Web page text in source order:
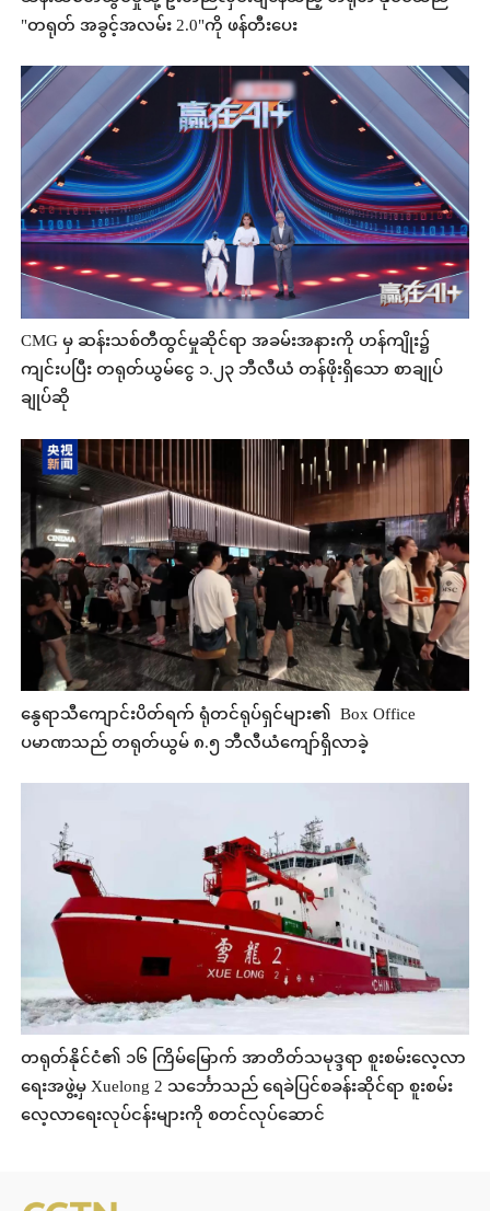
"တရုတ် အခွင့်အလမ်း 2.0"ကို ဖန်တီးပေး
CMG မှ ဆန်းသစ်တီထွင်မှုဆိုင်ရာ အခမ်းအနားကို ဟန်ကျိုး၌
ကျင်းပပြီး တရုတ်ယွမ်ငွေ ၁.၂၃ ဘီလီယံ တန်ဖိုးရှိသော စာချုပ်
ချုပ်ဆို
နွေရာသီကျောင်းပိတ်ရက် ရုံတင်ရုပ်ရှင်များ၏ Box Office
ပမာဏသည် တရုတ်ယွမ် ၈.၅ ဘီလီယံကျော်ရှိလာခဲ့
တရုတ်နိုင်ငံ၏ ၁၆ ကြိမ်မြောက် အာတိတ်သမုဒ္ဒရာ စူးစမ်းလေ့လာ
ရေးအဖွဲ့မှ Xuelong 2 သင်္ဘောသည် ရေခဲပြင်စခန်းဆိုင်ရာ စူးစမ်း
လေ့လာရေးလုပ်ငန်းများကို စတင်လုပ်ဆောင်